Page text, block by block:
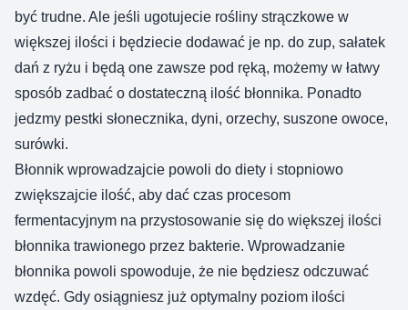
być trudne. Ale jeśli ugotujecie rośliny strączkowe w
większej ilości i będziecie dodawać je np. do zup, sałatek
dań z ryżu i będą one zawsze pod ręką, możemy w łatwy
sposób zadbać o dostateczną ilość błonnika. Ponadto
jedzmy pestki słonecznika, dyni, orzechy, suszone owoce,
surówki.
Błonnik wprowadzajcie powoli do diety i stopniowo
zwiększajcie ilość, aby dać czas procesom
fermentacyjnym na przystosowanie się do większej ilości
błonnika trawionego przez bakterie. Wprowadzanie
błonnika powoli spowoduje, że nie będziesz odczuwać
wzdęć. Gdy osiągniesz już optymalny poziom ilości